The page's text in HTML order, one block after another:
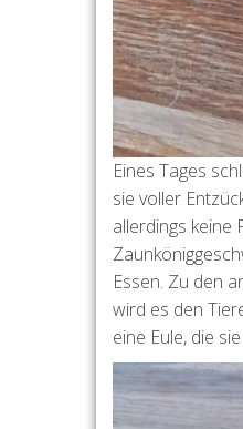
Eines Tages
sie voller
allerdings keine
Essen. Zu den
wird es den
eine Eule, die